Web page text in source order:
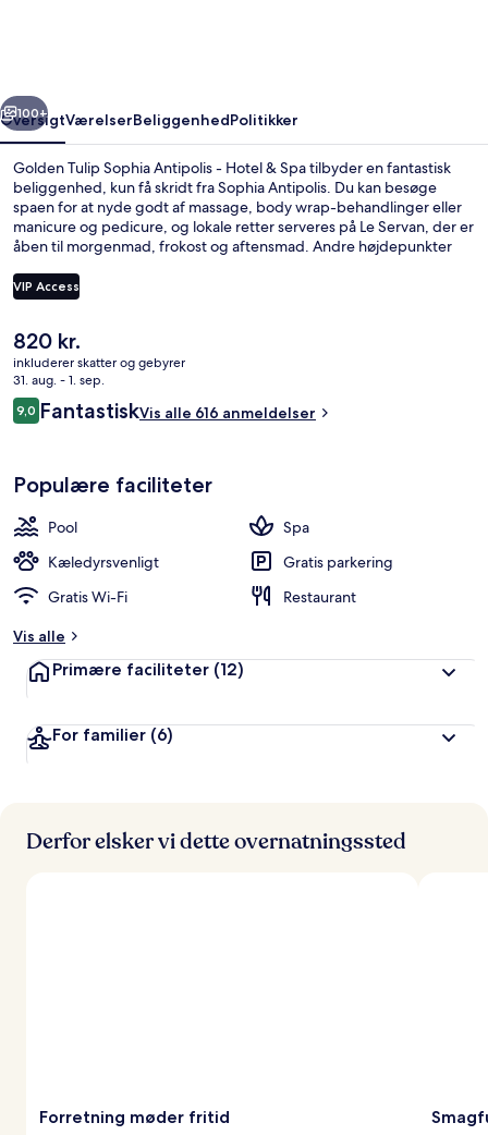
&
Spa
Næste
100+
OversigtVærelserBeliggenhedPolitikker
Golden Tulip Sophia Antipolis - Hotel & Spa tilbyder en fantastisk
beliggenhed, kun få skridt fra Sophia Antipolis. Du kan besøge
spaen for at nyde godt af massage, body wrap-behandlinger eller
manicure og pedicure, og lokale retter serveres på Le Servan, der er
åben til morgenmad, frokost og aftensmad. Andre højdepunkter
tennisbane. Rejsende har kun godt at sige om stedets hjælpsomme
personale.
VIP Access
Den
nuværende
pris
er
820 kr.
820 kr.
inkluderer skatter og gebyrer
31. aug. - 1. sep.
Anmeldelser
9,09,0 ud af 10.
FantastiskVis alle 616 anmeldelser
Populære faciliteter
Pool
Spa
Kæledyrsvenligt
Gratis parkering
Gratis Wi-Fi
Restaurant
Vis alle
Primære faciliteter (12)
For familier (6)
Derfor elsker vi dette overnatningssted
Forretning møder fritid